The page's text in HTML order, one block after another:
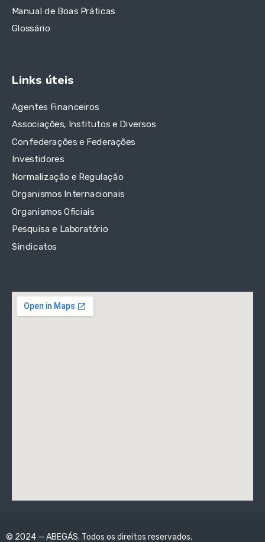
Manual de Boas Práticas
Glossário
Links úteis
Agentes Financeiros
Associações, Institutos e Diversos
Confederações e Federações
Investidores
Normalização e Regulação
Organismos Internacionais
Organismos Oficiais
Pesquisa e Laboratório
Sindicatos
© 2024 — ABEGÁS. Todos os direitos reservados.